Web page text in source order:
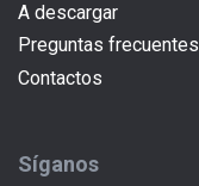
A descargar
Preguntas frecuentes
Contactos
Síganos